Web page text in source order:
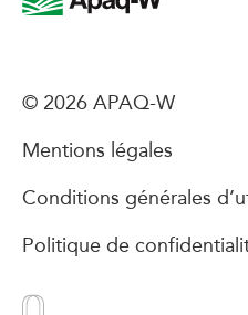
© 2026 APAQ-W
Mentions légales
Conditions générales
Politique de